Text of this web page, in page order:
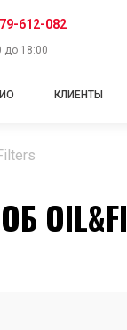
79-612-082
до 18:00
КЛИЕНТЫ